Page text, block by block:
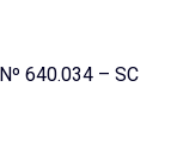
640.034 – SC